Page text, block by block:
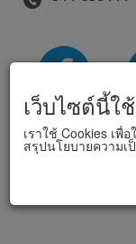
เว็บไซต์นี้ใ
เราใช้ Cookies เ
สรุปนโยบายความเ